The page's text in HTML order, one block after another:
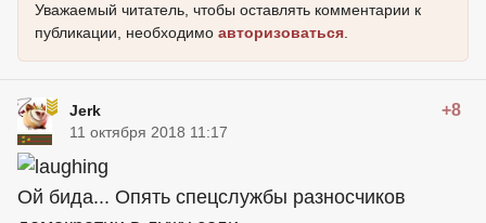
Уважаемый читатель, чтобы оставлять комментарии к
публикации, необходимо авторизоваться
Jerk +8
11 октября 2018 11:17
Ой бида... Опять спецслужбы разносчиков